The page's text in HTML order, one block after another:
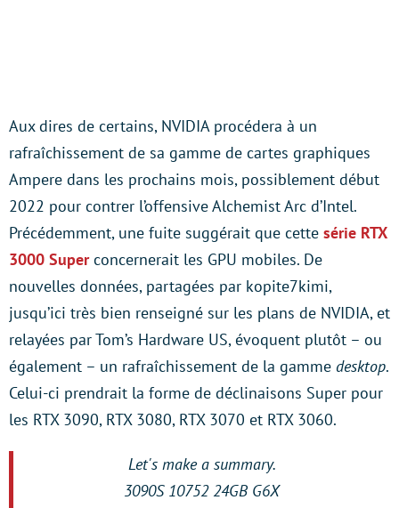
Aux dires de certains, NVIDIA procédera à un
rafraîchissement de sa gamme de cartes graphiques
Ampere dans les prochains mois, possiblement début
2022 pour contrer l’offensive Alchemist Arc d’Intel.
Précédemment, une fuite suggérait que cette série RTX
3000 Superconcernerait les GPU mobiles. De
nouvelles données, partagées par kopite7kimi,
jusqu’ici très bien renseigné sur les plans de NVIDIA, et
relayées par Tom’s Hardware US, évoquent plutôt – ou
également – un rafraîchissement de la gamme desktop.
Celui-ci prendrait la forme de déclinaisons Super pour
les RTX 3090, RTX 3080, RTX 3070 et RTX 3060.
Let's make a summary.
3090S 10752 24GB G6X